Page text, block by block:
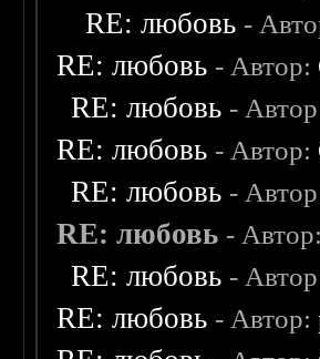
RE: любовь -
RE: любовь - Автор:
RE: любовь -
RE: любовь - Автор:
RE: любовь -
RE: любовь - Автор:
RE: любовь -
RE: любовь - Автор: